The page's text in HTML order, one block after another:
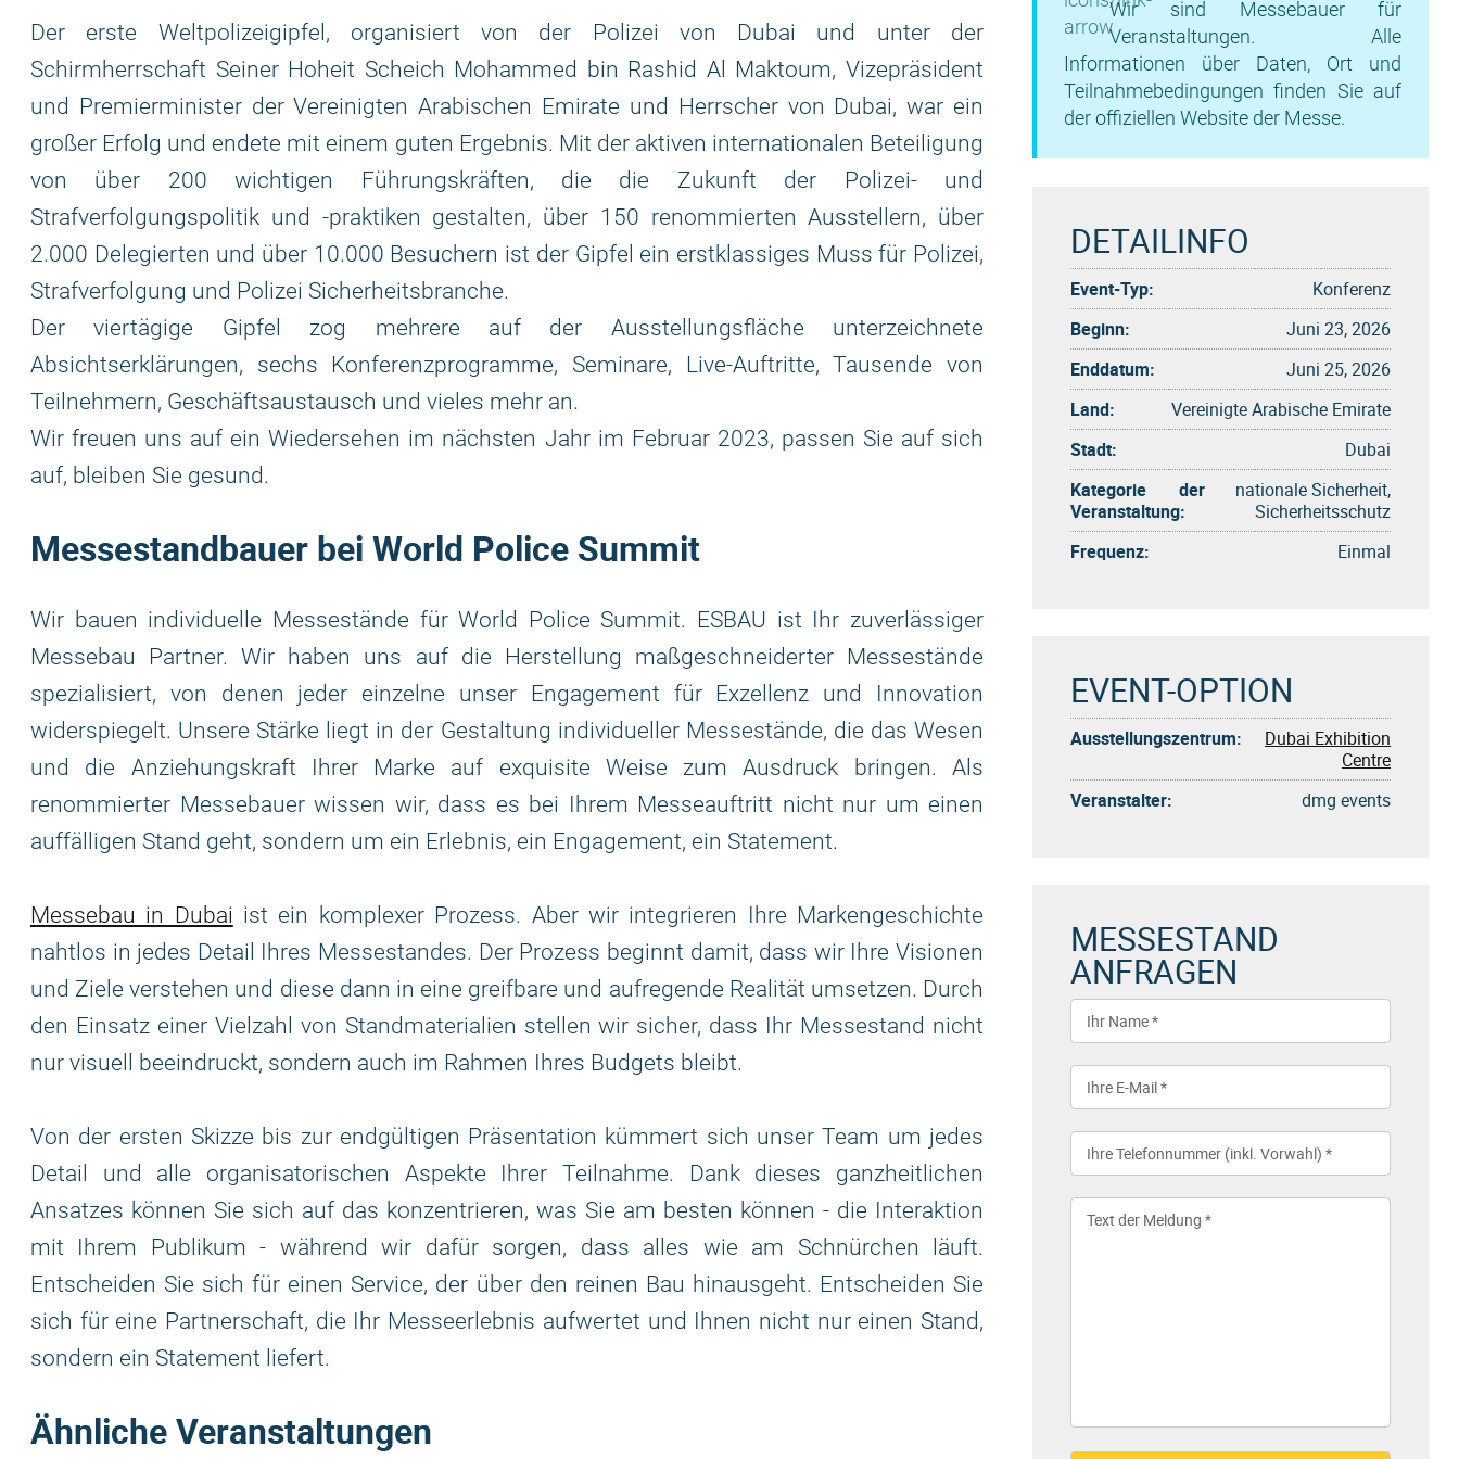
Der erste Weltpolizeigipfel, organisiert von der Polizei von Dubai und unter der
Schirmherrschaft Seiner Hoheit Scheich Mohammed bin Rashid Al Maktoum, Vizepräsident
und Premierminister der Vereinigten Arabischen Emirate und Herrscher von Dubai, war ein
großer Erfolg und endete mit einem guten Ergebnis. Mit der aktiven internationalen Beteiligung
von über 200 wichtigen Führungskräften, die die Zukunft der Polizei- und
Strafverfolgungspolitik und -praktiken gestalten, über 150 renommierten Ausstellern, über
2.000 Delegierten und über 10.000 Besuchern ist der Gipfel ein erstklassiges Muss für Polizei,
Strafverfolgung und Polizei Sicherheitsbranche.
Der viertägige Gipfel zog mehrere auf der Ausstellungsfläche unterzeichnete
Absichtserklärungen, sechs Konferenzprogramme, Seminare, Live-Auftritte, Tausende von
Teilnehmern, Geschäftsaustausch und vieles mehr an.
Wir freuen uns auf ein Wiedersehen im nächsten Jahr im Februar 2023, passen Sie auf sich
auf, bleiben Sie gesund.
Messestandbauer bei World Police Summit
Wir bauen individuelle Messestände für World Police Summit. ESBAU ist Ihr zuverlässiger
Messebau Partner. Wir haben uns auf die Herstellung maßgeschneiderter Messestände
spezialisiert, von denen jeder einzelne unser Engagement für Exzellenz und Innovation
widerspiegelt. Unsere Stärke liegt in der Gestaltung individueller Messestände, die das Wesen
und die Anziehungskraft Ihrer Marke auf exquisite Weise zum Ausdruck bringen. Als
renommierter Messebauer wissen wir, dass es bei Ihrem Messeauftritt nicht nur um einen
auffälligen Stand geht, sondern um ein Erlebnis, ein Engagement, ein Statement.
Messebau in Dubai ist ein komplexer Prozess. Aber wir integrieren Ihre Markengeschichte
nahtlos in jedes Detail Ihres Messestandes. Der Prozess beginnt damit, dass wir Ihre Visionen
und Ziele verstehen und diese dann in eine greifbare und aufregende Realität umsetzen. Durch
den Einsatz einer Vielzahl von Standmaterialien stellen wir sicher, dass Ihr Messestand nicht
nur visuell beeindruckt, sondern auch im Rahmen Ihres Budgets bleibt.
Von der ersten Skizze bis zur endgültigen Präsentation kümmert sich unser Team um jedes
Detail und alle organisatorischen Aspekte Ihrer Teilnahme. Dank dieses ganzheitlichen
Ansatzes können Sie sich auf das konzentrieren, was Sie am besten können - die Interaktion
mit Ihrem Publikum - während wir dafür sorgen, dass alles wie am Schnürchen läuft.
Entscheiden Sie sich für einen Service, der über den reinen Bau hinausgeht. Entscheiden Sie
sich für eine Partnerschaft, die Ihr Messeerlebnis aufwertet und Ihnen nicht nur einen Stand,
sondern ein Statement liefert.
Ähnliche Veranstaltungen
Wir sind Messebauer für
Veranstaltungen. Alle
Informationen über Daten, Ort und
Teilnahmebedingungen finden Sie auf
der offiziellen Website der Messe.
DETAILINFO
Event-Typ:
Konferenz
Beginn:
Juni 23, 2026
Enddatum:
Juni 25, 2026
Land:
Vereinigte Arabische Emirate
Stadt:
Dubai
Kategorie der
Veranstaltung:
nationale Sicherheit,
Sicherheitsschutz
Frequenz:
Einmal
EVENT-OPTION
Ausstellungszentrum:
Dubai Exhibition
Centre
Veranstalter:
dmg events
MESSESTAND
ANFRAGEN